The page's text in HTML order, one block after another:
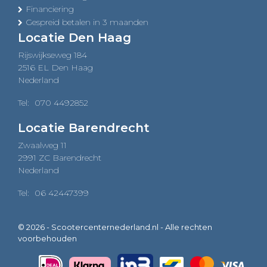
Financiering
Gespreid betalen in 3 maanden
Locatie Den Haag
Rijswijkseweg 184
2516 EL Den Haag
Nederland
Tel: 070 4492852
Locatie Barendrecht
Zwaalweg 11
2991 ZC Barendrecht
Nederland
Tel: 06 42447399
© 2026 - Scootercenternederland.nl - Alle rechten
voorbehouden